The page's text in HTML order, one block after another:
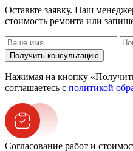
Оставьте заявку. Наш
стоимость ремонта или
Получить консультацию
Нажимая на кнопку
соглашаетесь с политикой
Согласование работ и